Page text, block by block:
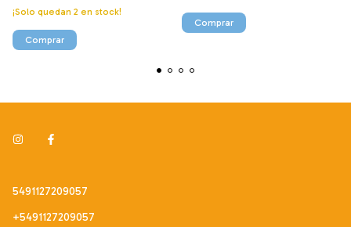
¡Solo quedan 2 en stock!
5491127209057
+5491127209057